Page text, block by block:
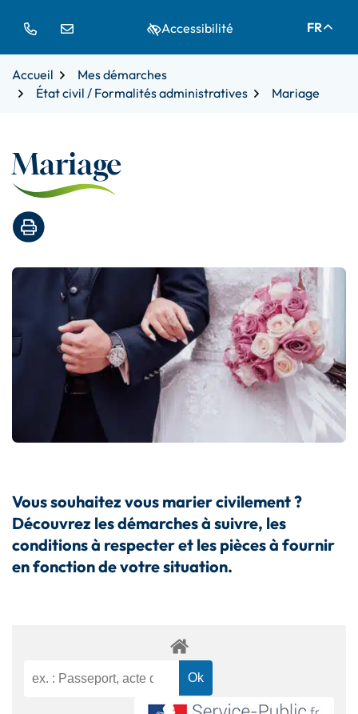
navigation
page
FR
Accessibilité
Accueil
Mes démarches
État civil / Formalités administratives
Mariage
Mariage
Imprimer la page
Vous souhaitez vous marier civilement ?
Découvrez les démarches à suivre, les
conditions à respecter et les pièces à fournir
en fonction de votre situation.